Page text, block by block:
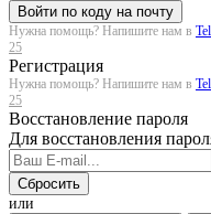
Войти по коду на почту
Нужна помощь? Напишите нам в
25
Регистрация
Нужна помощь? Напишите нам в
25
Восстановление пароля
Для восстановления
Сбросить
или